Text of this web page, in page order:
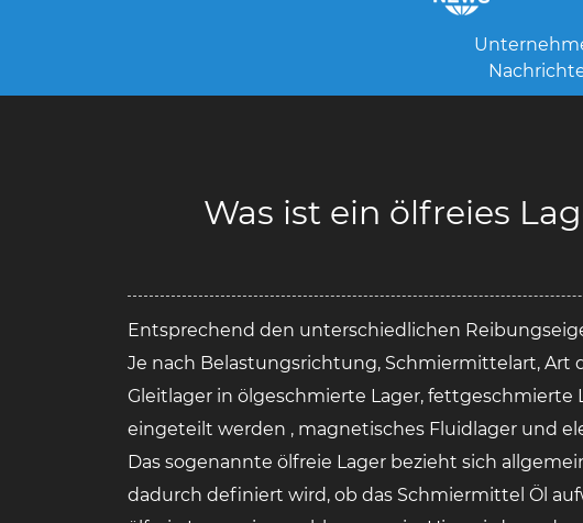
Was ist ein ölfreies
Entsprechend den unterschiedlichen
Je nach Belastungsrichtung, Schmiermittelart, Art
Gleitlager in ölgeschmierte Lager, fettgeschmierte
eingeteilt werden , magnetisches Fluidlager und
Das sogenannte ölfreie Lager bezieht sich
dadurch definiert wird, ob das Schmiermittel Öl